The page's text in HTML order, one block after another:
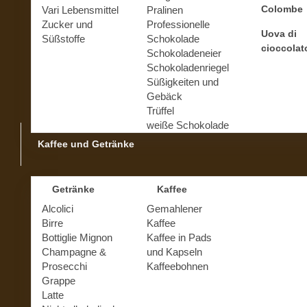
Vari Lebensmittel
Zucker und
Süßstoffe
Pralinen
Professionelle
Schokolade
Schokoladeneier
Schokoladenriegel
Süßigkeiten und
Gebäck
Trüffel
weiße Schokolade
Colombe
Uova di
Kaffee und Getränke
Getränke
Alcolici
Birre
Bottiglie Mignon
Champagne &
Prosecchi
Grappe
Latte
Kaffee
Gemahlener
Kaffee
Kaffee in Pads
und Kapseln
Kaffeebohnen